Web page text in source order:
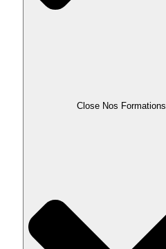
Close Nos Formations